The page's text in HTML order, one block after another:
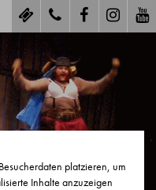
platzieren, um
Inhalte anzuzeigen